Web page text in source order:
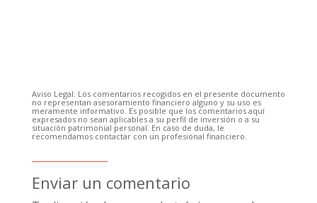
Aviso Legal: Los comentarios recogidos en el presente documento
no representan asesoramiento financiero alguno y su uso es
meramente informativo. Es posible que los comentarios aquí
expresados no sean aplicables a su perfil de inversión o a su
situación patrimonial personal. En caso de duda, le
recomendamos contactar con un profesional financiero.
Enviar un comentario